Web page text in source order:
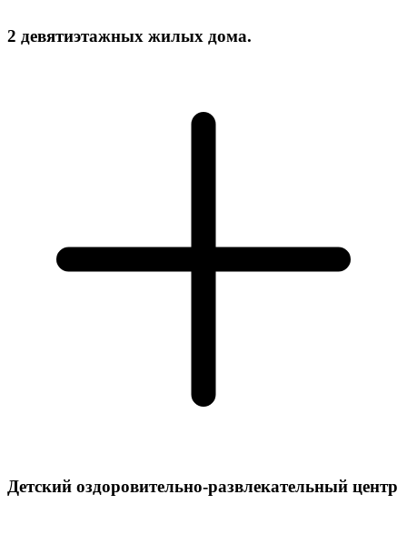
2 девятиэтажных жилых дома.
Детский оздоровительно-развлекательный центр